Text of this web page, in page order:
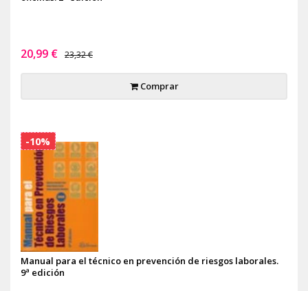
20,99 € 23,32 €
Comprar
Manual para el técnico en prevención de riesgos laborales.
9ª edición
-10%